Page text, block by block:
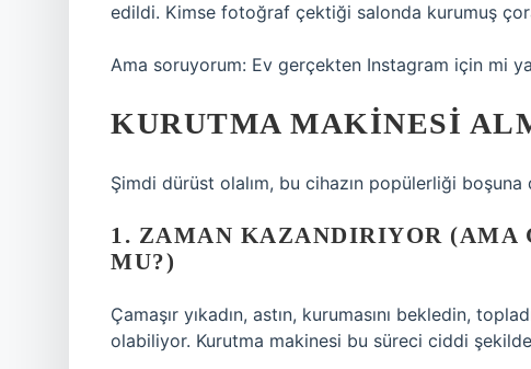
edildi. Kimse fotoğraf çektiği salonda kurumuş
Ama soruyorum: Ev gerçekten Instagram için mi
KURUTMA MAKINESI
Şimdi dürüst olalım, bu cihazın popülerliği boşuna
1. ZAMAN KAZANDIRIYOR (AMA
MU?)
Çamaşır yıkadın, astın, kurumasını bekledin,
olabiliyor. Kurutma makinesi bu süreci ciddi şekilde